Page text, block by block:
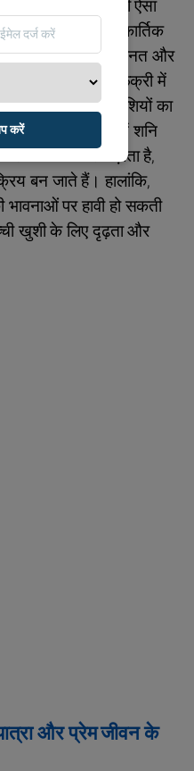
होती है। खुशी ऐसा
जाना चाहिए। कार्तिक
पूर्णता की दिशा में मेहनत और
शायद कम बेफिक्री में
हिस्से में वे सच्ची खुशियों का
कमाई हैं। पहले घर में शनि
के माध्यम से बढ़ाता है,
बन जाते हैं। हालांकि,
पर हावी हो सकती
खुशी के लिए दृढ़ता और
और प्रेम जीवन के
करें